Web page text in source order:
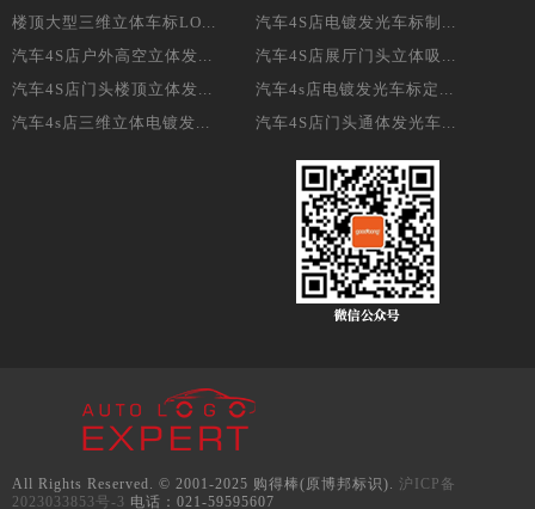
楼顶大型三维立体车标LO...
汽车4S店电镀发光车标制...
汽车4S店户外高空立体发...
汽车4S店展厅门头立体吸...
汽车4S店门头楼顶立体发...
汽车4s店电镀发光车标定...
汽车4s店三维立体电镀发...
汽车4S店门头通体发光车...
All Rights Reserved. © 2001-2025 购得棒(原博邦标识). 沪ICP备
2023033853号-3 电话：021-59595607